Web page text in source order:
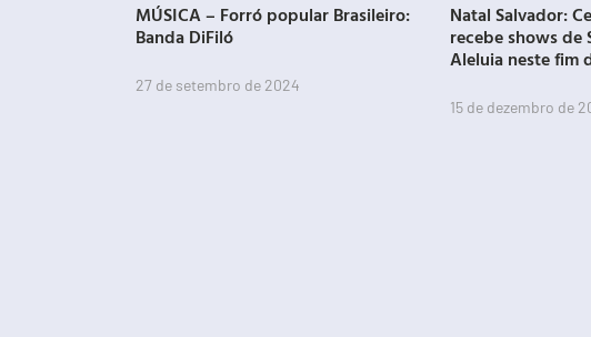
MÚSICA – Forró popular Brasileiro:
Banda DiFiló
27 de setembro de 2024
Natal Salvador:
recebe shows de
Aleluia neste fim
15 de dezembro de